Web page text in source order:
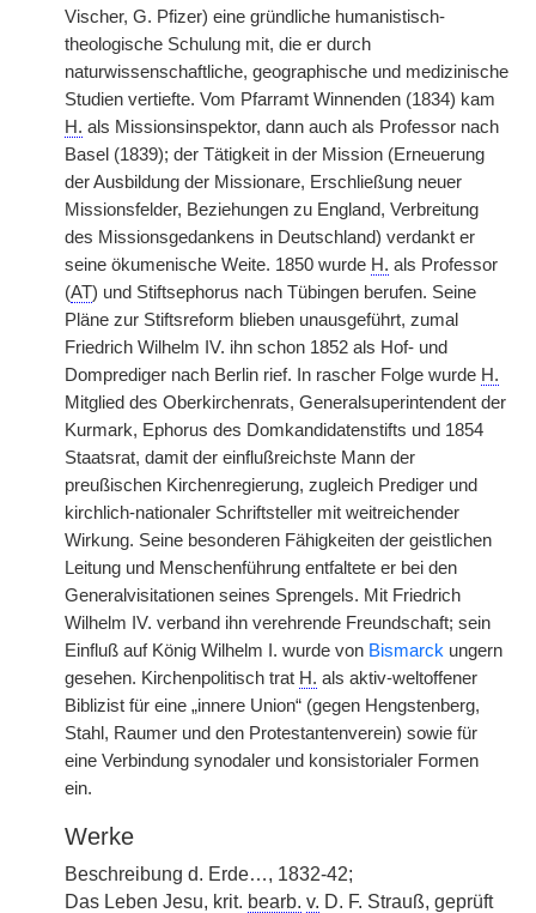
Vischer, G. Pfizer) eine gründliche humanistisch-
theologische Schulung mit, die er durch
naturwissenschaftliche, geographische und medizinische
Studien vertiefte. Vom Pfarramt Winnenden (1834) kam
H. als Missionsinspektor, dann auch als Professor nach
Basel (1839); der Tätigkeit in der Mission (Erneuerung
der Ausbildung der Missionare, Erschließung neuer
Missionsfelder, Beziehungen zu England, Verbreitung
des Missionsgedankens in Deutschland) verdankt er
seine ökumenische Weite. 1850 wurde H. als Professor
(AT) und Stiftsephorus nach Tübingen berufen. Seine
Pläne zur Stiftsreform blieben unausgeführt, zumal
Friedrich Wilhelm IV. ihn schon 1852 als Hof- und
Domprediger nach Berlin rief. In rascher Folge wurde H.
Mitglied des Oberkirchenrats, Generalsuperintendent der
Kurmark, Ephorus des Domkandidatenstifts und 1854
Staatsrat, damit der einflußreichste Mann der
preußischen Kirchenregierung, zugleich Prediger und
kirchlich-nationaler Schriftsteller mit weitreichender
Wirkung. Seine besonderen Fähigkeiten der geistlichen
Leitung und Menschenführung entfaltete er bei den
Generalvisitationen seines Sprengels. Mit Friedrich
Wilhelm IV. verband ihn verehrende Freundschaft; sein
Einfluß auf König Wilhelm I. wurde von Bismarck ungern
gesehen. Kirchenpolitisch trat H. als aktiv-weltoffener
Biblizist für eine „innere Union“ (gegen Hengstenberg,
Stahl, Raumer und den Protestantenverein) sowie für
eine Verbindung synodaler und konsistorialer Formen
ein.
Werke
Beschreibung d. Erde…, 1832-42;
Das Leben Jesu, krit. bearb. v. D. F. Strauß, geprüft